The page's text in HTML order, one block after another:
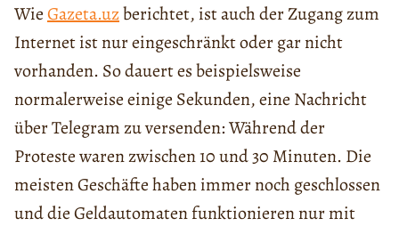
WieGazeta.uzberichtet, ist auch der Zugang zum
Internet ist nur eingeschränkt oder gar nicht
vorhanden. So dauert es beispielsweise
normalerweise einige Sekunden, eine Nachricht
über Telegram zu versenden: Während der
Proteste waren zwischen 10 und 30 Minuten. Die
meisten Geschäfte haben immer noch geschlossen
und die Geldautomaten funktionieren nur mit